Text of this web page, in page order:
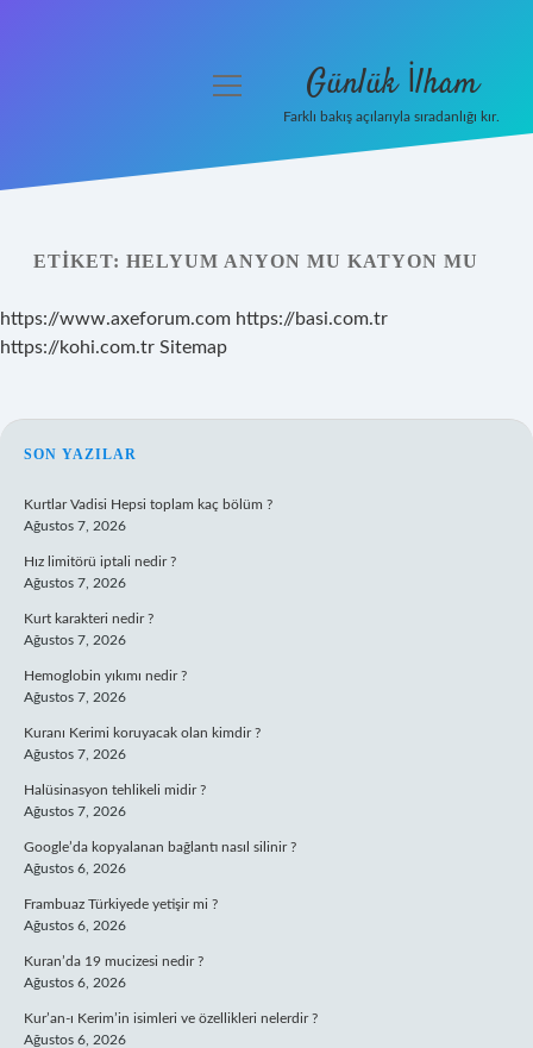
Yasal Uyarı
Hakkımızda
menüyü
Günlük İlham
Farklı bakış açılarıyla sıradanlığı kır.
ETIKET: HELYUM ANYON MU KATYON MU
https://www.axeforum.com https://basi.com.tr
https://kohi.com.tr Sitemap
SIDEBAR
SON YAZILAR
Kurtlar Vadisi Hepsi toplam kaç bölüm ?
Ağustos 7, 2026
Hız limitörü iptali nedir ?
Ağustos 7, 2026
Kurt karakteri nedir ?
Ağustos 7, 2026
Hemoglobin yıkımı nedir ?
Ağustos 7, 2026
Kuranı Kerimi koruyacak olan kimdir ?
Ağustos 7, 2026
Halüsinasyon tehlikeli midir ?
Ağustos 7, 2026
Google’da kopyalanan bağlantı nasıl silinir ?
Ağustos 6, 2026
Frambuaz Türkiyede yetişir mi ?
Ağustos 6, 2026
Kuran’da 19 mucizesi nedir ?
Ağustos 6, 2026
Kur’an-ı Kerim’in isimleri ve özellikleri nelerdir ?
Ağustos 6, 2026